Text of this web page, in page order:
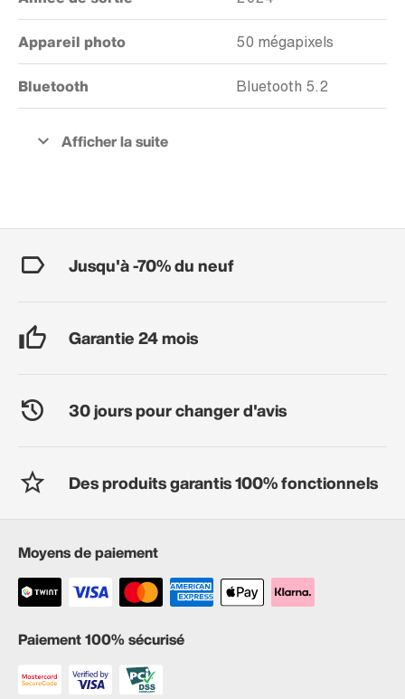
Appareil photo 50 mégapixels
Bluetooth Bluetooth 5.2
Jusqu'à -70% du neuf
Garantie 24 mois
30 jours pour changer d'avis
Des produits garantis 100% fonctionnels
Moyens de paiement
Paiement 100% sécurisé